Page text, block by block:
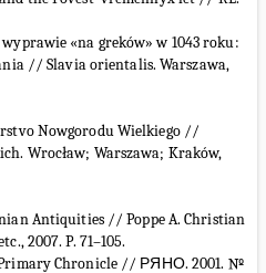
«na greków» w 1043 roku:
// Slavia orientalis. Warszawa,
Nowgorodu Wielkiego //
Wrocław; Warszawa; Kraków,
Antiquities // Poppe A. Christian
2007. P. 71–105.
Primary Chronicle // РЯНО. 2001. №